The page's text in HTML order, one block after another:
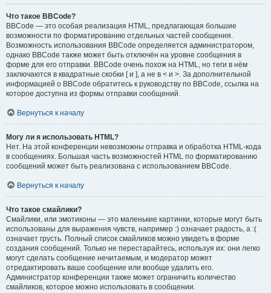
Что такое BBCode?
BBCode — это особая реализация HTML, предлагающая большие
возможности по форматированию отдельных частей сообщения.
Возможность использования BBCode определяется администратором,
однако BBCode также может быть отключён на уровне сообщения в
форме для его отправки. BBCode очень похож на HTML, но теги в нём
заключаются в квадратные скобки [ и ], а не в < и >. За дополнительной
информацией о BBCode обратитесь к руководству по BBCode, ссылка на
которое доступна из формы отправки сообщений.
Вернуться к началу
Могу ли я использовать HTML?
Нет. На этой конференции невозможны отправка и обработка HTML-кода
в сообщениях. Большая часть возможностей HTML по форматированию
сообщений может быть реализована с использованием BBCode.
Вернуться к началу
Что такое смайлики?
Смайлики, или эмотиконы — это маленькие картинки, которые могут быть
использованы для выражения чувств, например :) означает радость, а :(
означает грусть. Полный список смайликов можно увидеть в форме
создания сообщений. Только не перестарайтесь, используя их: они легко
могут сделать сообщение нечитаемым, и модератор может
отредактировать ваше сообщение или вообще удалить его.
Администратор конференции также может ограничить количество
смайликов, которое можно использовать в сообщении.